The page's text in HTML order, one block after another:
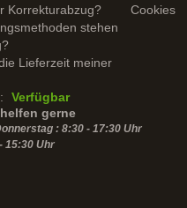
Korrekturabzug?
stehen
Lieferzeit meiner
Cookies
Verfügbar
gerne
: 8:30 - 17:30 Uhr
15:30 Uhr